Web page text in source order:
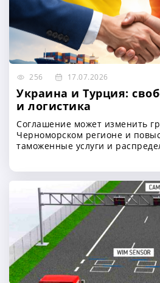
256 17.07.2026
Украина и Турция:
и логистика
Соглашение может изменить
Черноморском регионе и
таможенные услуги и